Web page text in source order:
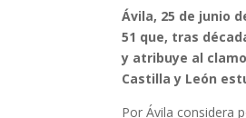
Ávila, 25 de junio
51 que, tras
y atribuye al
Castilla y León
Por Ávila considera